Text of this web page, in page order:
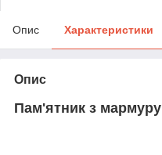
Опис Характеристики
Опис
Пам'ятник з мармуру